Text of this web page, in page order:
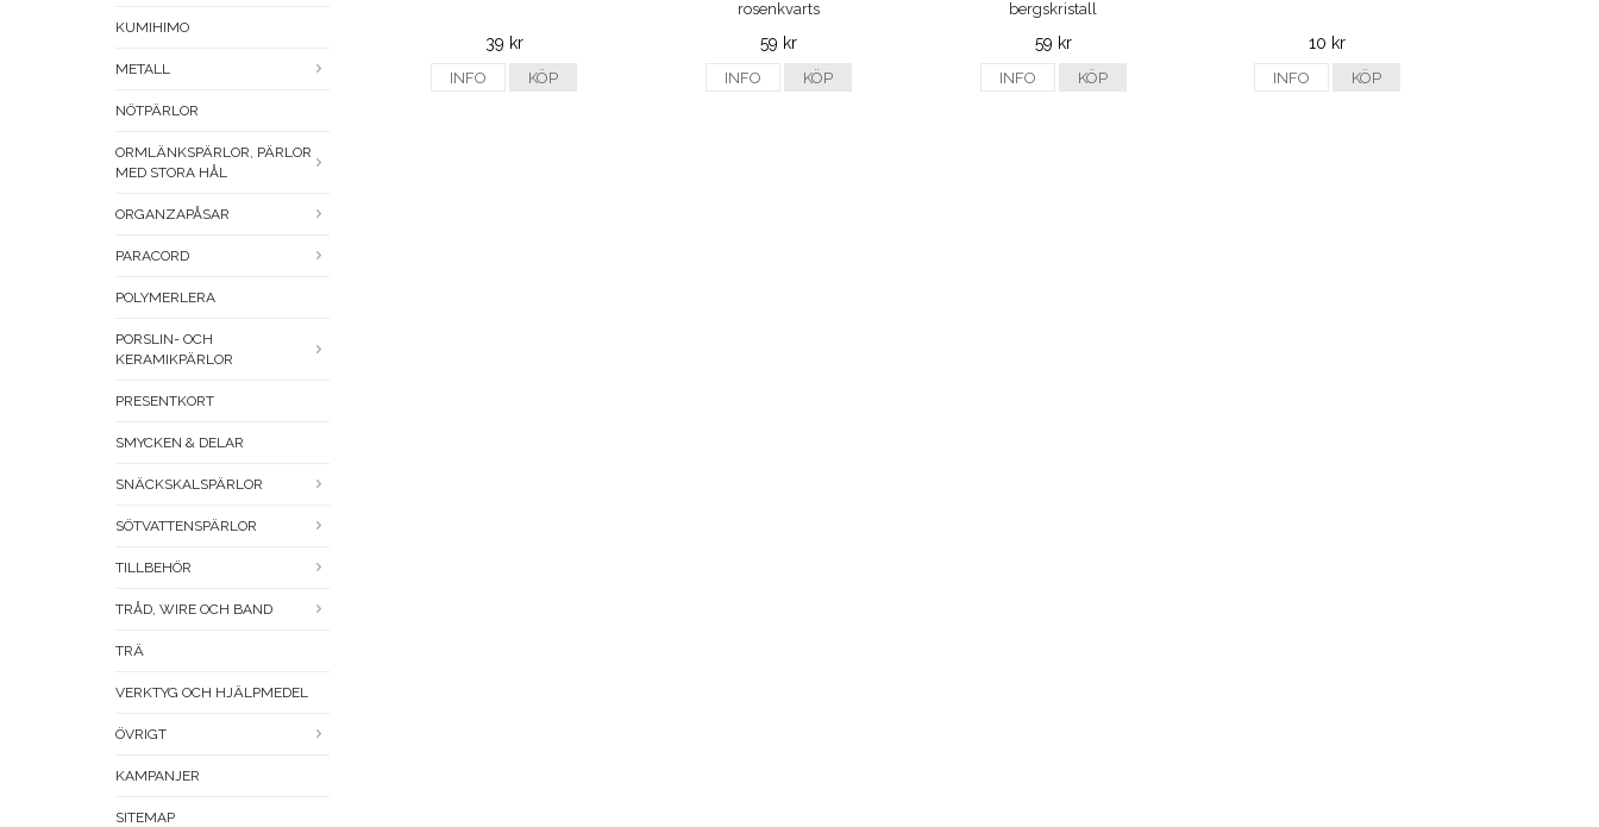
KUMIHIMO
METALL
NÖTPÄRLOR
ORMLÄNKSPÄRLOR, PÄRLOR
MED STORA HÅL
ORGANZAPÅSAR
PARACORD
POLYMERLERA
PORSLIN- OCH
KERAMIKPÄRLOR
PRESENTKORT
SMYCKEN & DELAR
SNÄCKSKALSPÄRLOR
SÖTVATTENSPÄRLOR
TILLBEHÖR
TRÅD, WIRE OCH BAND
TRÄ
VERKTYG OCH HJÄLPMEDEL
ÖVRIGT
KAMPANJER
SITEMAP
39 kr
INFO KÖP
rosenkvarts
59 kr
INFO KÖP
bergskristall
59 kr
INFO KÖP
10 kr
INFO KÖP